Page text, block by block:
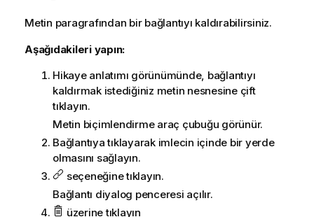
Metin paragrafından bir bağlantıyı kaldırabilirsiniz.
Aşağıdakileri yapın:
Hikaye anlatımı görünümünde, bağlantıyı
kaldırmak istediğiniz metin nesnesine çift
tıklayın.
Metin biçimlendirme araç çubuğu görünür.
Bağlantıya tıklayarak imlecin içinde bir yerde
olmasını sağlayın.
seçeneğine tıklayın.
Bağlantı diyalog penceresi açılır.
üzerine tıklayın